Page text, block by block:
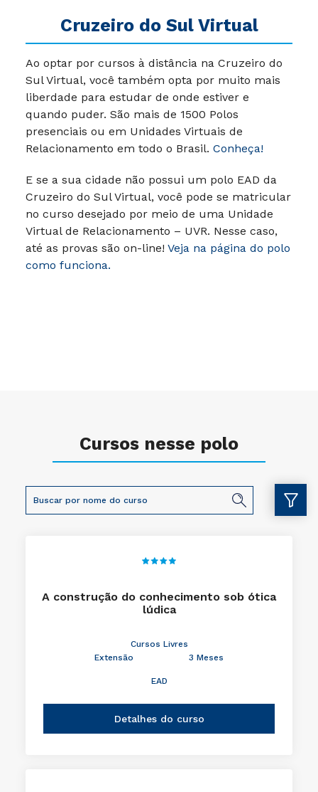
Cruzeiro do Sul Virtual
Ao optar por cursos à distância na Cruzeiro do
Sul Virtual, você também opta por muito mais
liberdade para estudar de onde estiver e
quando puder. São mais de 1500 Polos
presenciais ou em Unidades Virtuais de
Relacionamento em todo o Brasil. Conheça!
E se a sua cidade não possui um polo EAD da
Cruzeiro do Sul Virtual, você pode se matricular
no curso desejado por meio de uma Unidade
Virtual de Relacionamento – UVR. Nesse caso,
até as provas são on-line! Veja na página do polo
como funciona.
Cursos nesse polo
A construção do conhecimento sob ótica
lúdica
Cursos Livres
Extensão
3 Meses
EAD
Detalhes do curso